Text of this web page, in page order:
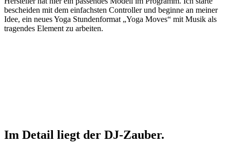
bescheiden mit dem einfachsten Controller und beginne an meiner
Idee, ein neues Yoga Stundenformat „Yoga Moves“ mit Musik als
tragendes Element zu arbeiten.
Im Detail liegt der DJ-Zauber.